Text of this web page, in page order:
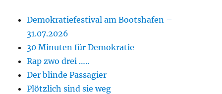
Demokratiefestival am Bootshafen –
31.07.2026
30 Minuten für Demokratie
Rap zwo drei …..
Der blinde Passagier
Plötzlich sind sie weg